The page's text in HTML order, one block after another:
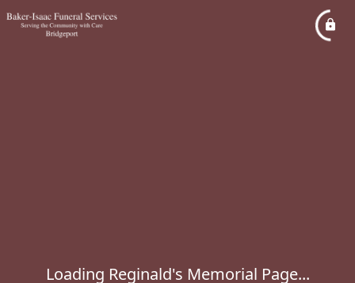
Loading Reginald's Memorial Page...